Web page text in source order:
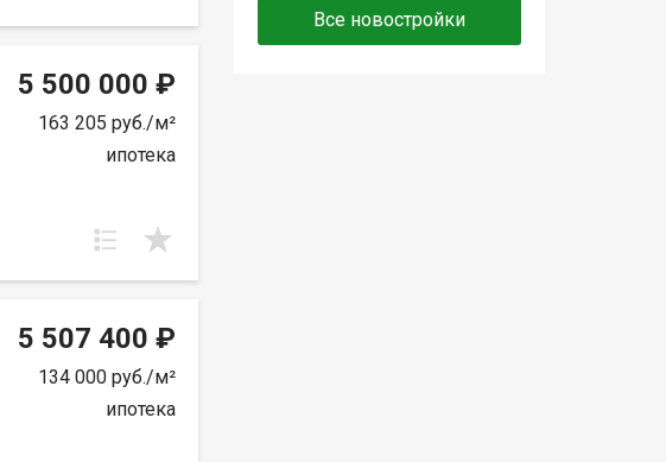
5 500 000 ₽
163 205 руб./м²
ипотека
5 507 400 ₽
134 000 руб./м²
ипотека
Все новостройки